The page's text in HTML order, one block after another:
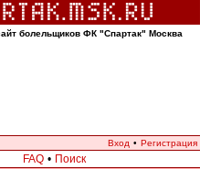
болельщиков ФК "Спартак" Москва
Вход • Регистрация
FAQ • Поиск